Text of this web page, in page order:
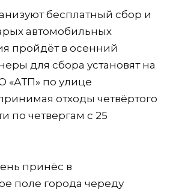
бесплатный сбор и
автомобильных
пройдёт в осенний
для сбора установят на
«АТП» по улице
отходы четвёртого
по четвергам с 25
принёс в
поле города череду